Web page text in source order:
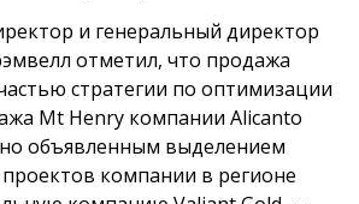
и генеральный директор
отметил, что продажа
стратегии по оптимизации
Mt Henry компании Alicanto
объявленным выделением
компании в регионе